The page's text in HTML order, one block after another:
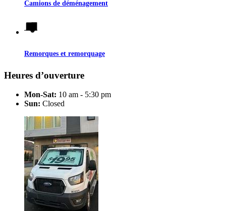
Camions de déménagement
Remorques et remorquage
Heures d’ouverture
Mon-Sat: 10 am - 5:30 pm
Sun: Closed